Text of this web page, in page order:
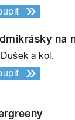
na
a kol.